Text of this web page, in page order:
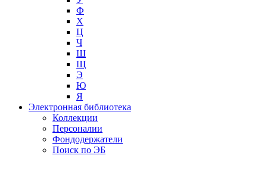
Ф
Х
Ц
Ч
Ш
Щ
Э
Ю
Я
Электронная библиотека
Коллекции
Персоналии
Фондодержатели
Поиск по ЭБ